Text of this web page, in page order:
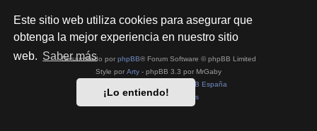
Este sitio web utiliza cookies para asegurar que
obtenga la mejor experiencia en nuestro sitio
web. Saber más
¡Lo entiendo!
Desarrollado por phpBB® Forum Software © phpBB Limited
Style por Arty - phpBB 3.3 por MrGaby
phpBB España
Privacidad|Condiciones